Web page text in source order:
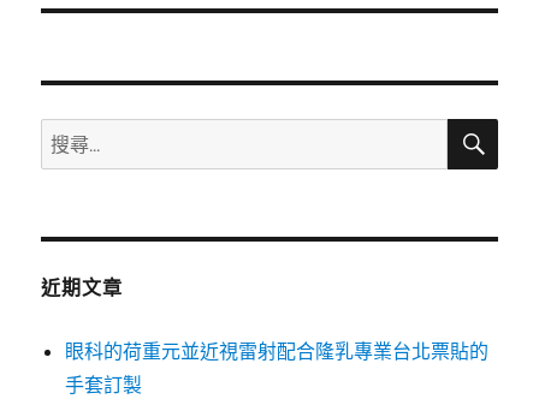
文
搜
尋
鍵
搜
近期文章
眼科的荷重元並近視雷射配合隆乳專業台北票貼的
手套訂製